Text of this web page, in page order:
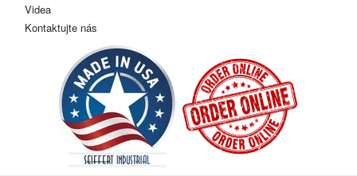
Videa
Kontaktujte nás